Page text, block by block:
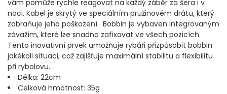
vám pomůže rychle reagovat na každý záběr za šera i v
noci. Kabel je skrytý ve speciálním pružinovém drátu, který
zabraňuje jeho poškození. Bobbin je vybaven integrovaným
závažím, které lze snadno zafixovat ve všech pozicích.
Tento inovativní prvek umožňuje rybáři přizpůsobit bobbin
jakékoli situaci, což zajišťuje maximální stabilitu a flexibilitu
při rybolovu.
Délka: 22cm
Celková hmotnost: 35g
BIŽUTÉRIA
VLASCE, ŠNÚRY, PLETENKY
HÁČIKY
OBRATLÍKY A KARABÍNKY